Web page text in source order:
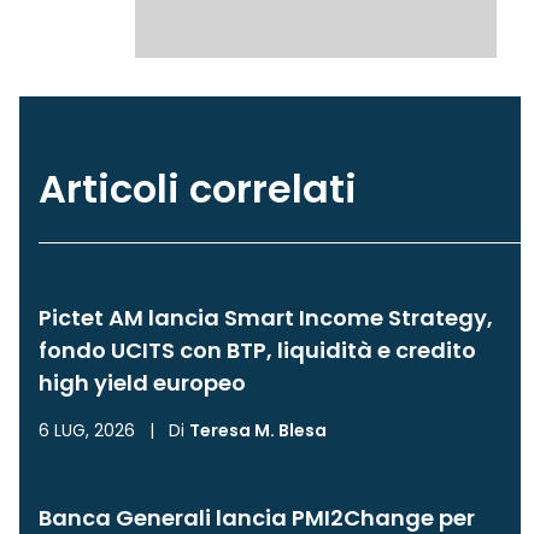
Articoli correlati
Pictet AM lancia Smart Income Strategy,
fondo UCITS con BTP, liquidità e credito
high yield europeo
6 LUG, 2026 | Di Teresa M. Blesa
Banca Generali lancia PMI2Change per